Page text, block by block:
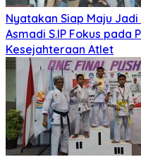
Nyatakan Siap Maju
Asmadi S.IP Fokus pada
Kesejahteraan Atlet